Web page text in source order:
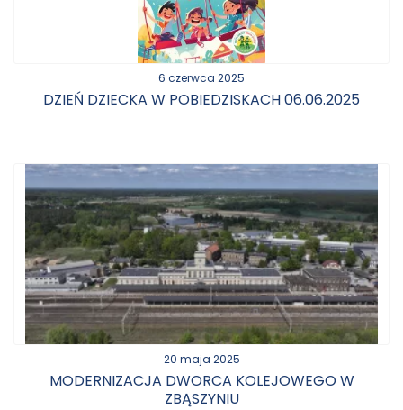
6 czerwca 2025
DZIEŃ DZIECKA W POBIEDZISKACH 06.06.2025
20 maja 2025
MODERNIZACJA DWORCA KOLEJOWEGO W
ZBĄSZYNIU